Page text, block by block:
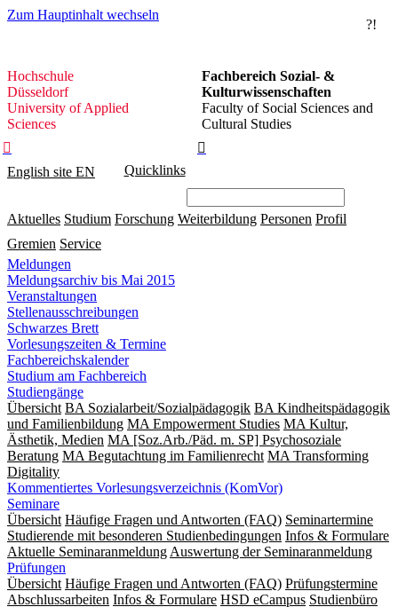
Zum Hauptinhalt wechseln
?!
Hochschule
Düsseldorf
Hochschule
Düsseldorf
University of Applied
Sciences
Fachbereich Sozial- &
Kulturwissenschaften
Faculty of Social Sciences and
Cultural Studies


English site EN Quicklinks
Aktuelles Studium Forschung Weiterbildung Personen Profil
Gremien Service
Meldungen
Meldungsarchiv bis Mai 2015
Veranstaltungen
Stellenausschreibungen
Schwarzes Brett
Vorlesungszeiten & Termine
Fachbereichskalender
Studium am Fachbereich
Studiengänge
Übersicht BA Sozialarbeit/Sozialpädagogik BA Kindheitspädagogik
und Familienbildung MA Empowerment Studies MA Kultur,
Ästhetik, Medien MA [Soz.Arb./Päd. m. SP] Psychosoziale
Beratung MA Begut­ach­tung im Fami­lien­recht MA Transforming
Digitality
Kommentiertes Vorlesungsverzeichnis (KomVor)
Seminare
Übersicht Häufige Fragen und Antworten (FAQ) Seminartermine
Studierende mit besonderen Studienbedingungen Infos & Formulare
Aktuelle Seminaranmeldung Auswertung der Seminaranmeldung
Prüfungen
Übersicht Häufige Fragen und Antworten (FAQ) Prüfungstermine
Abschlussarbeiten Infos & Formulare HSD eCampus Studienbüro